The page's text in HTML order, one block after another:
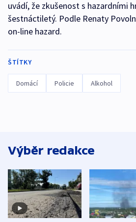
uvádí, že zkušenost s hazardními
šestnáctiletý. Podle Renaty
on-line hazard.
ŠTÍTKY
Domácí Policie Alkohol
Výběr redakce